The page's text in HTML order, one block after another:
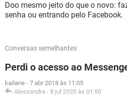
Doo mesmo jeito do que o novo:
senha ou entrando pelo Facebook.
Conversas semelhantes
Perdi o acesso ao
kailane - 7 abr 2018 às 11:05
Alessandra - 8 jul 2020 às 01:50